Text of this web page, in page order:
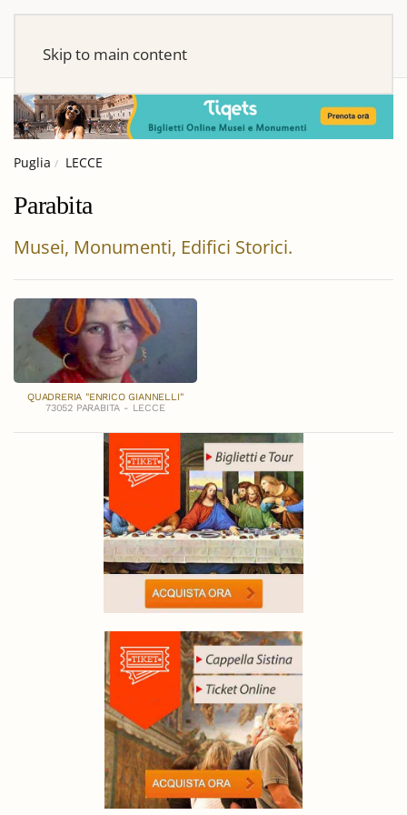
Skip to main content
Puglia LECCE
Parabita
Musei, Monumenti, Edifici Storici.
QUADRERIA "ENRICO GIANNELLI"
73052 PARABITA - LECCE